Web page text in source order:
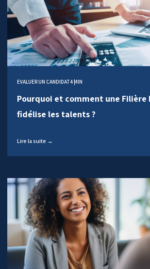
EVALUER UN CANDIDAT4 MIN
Pourquoi et comment une Filière
fidélise les talents ?
Lire la suite →